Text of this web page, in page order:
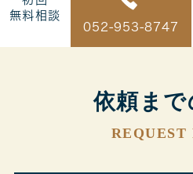
無料相談
052-953-8747
依頼まで
REQUEST